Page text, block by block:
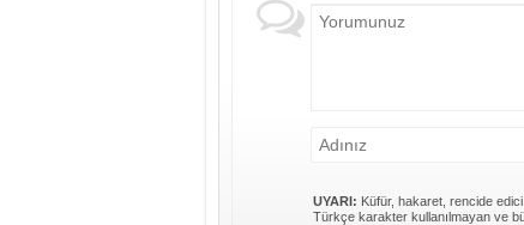
UYARI: Küfür, hakaret, rencide edici
Türkçe karakter kullanılmayan ve